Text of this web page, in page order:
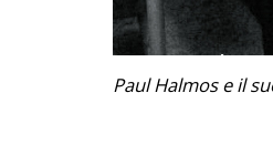
Paul Halmos e il